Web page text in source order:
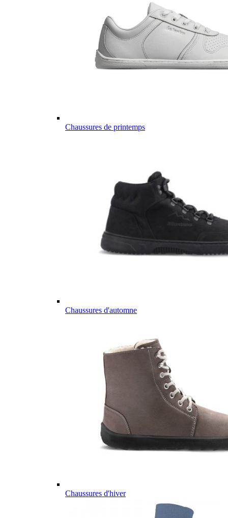
Chaussures de printemps
Chaussures d'automne
Chaussures d'hiver